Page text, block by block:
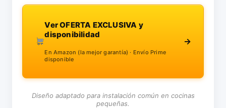
Ver OFERTA EXCLUSIVA y
disponibilidad
En Amazon (la mejor garantía) · Envío Prime
disponible
→
Diseño adaptado para instalación común en cocinas
pequeñas.